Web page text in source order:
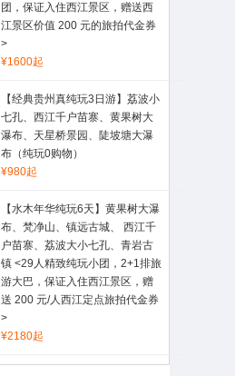
团，保证入住西江景区，赠送西
江景区价值 200 元的旅拍代金券
>
¥1600起
【经典贵州真纯玩3日游】荔波小
七孔、西江千户苗寨、黄果树大
瀑布、天星桥景园、陡坡塘大瀑
布（纯玩0购物）
¥980起
【水木年华纯玩6天】黄果树大瀑
布、梵净山、镇远古城、 西江千
户苗寨、荔波大小七孔、青岩古
镇 <29人精致纯玩小团，2+1排旅
游大巴，保证入住西江景区，赠
送 200 元/人西江定点旅拍代金券
>
¥2180起